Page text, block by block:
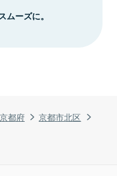
京都府
京都市北区
ーズに。